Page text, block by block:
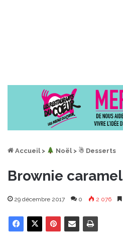
Accueil > ︎ Noël > ☃ Desserts
Brownie caramel
29 décembre 2017 0 2 076